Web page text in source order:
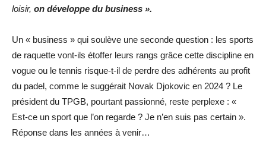
loisir, on développe du business ».
Un « business » qui soulève une seconde question : les sports
de raquette vont-ils étoffer leurs rangs grâce cette discipline en
vogue ou le tennis risque-t-il de perdre des adhérents au profit
du padel, comme le suggérait Novak Djokovic en 2024 ? Le
président du TPGB, pourtant passionné, reste perplexe : «
Est-ce un sport que l’on regarde ? Je n’en suis pas certain ».
Réponse dans les années à venir…